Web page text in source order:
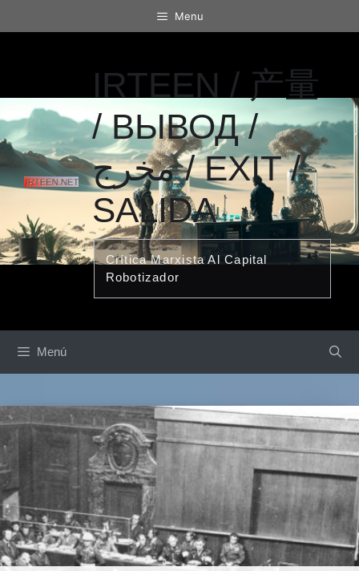
al
Menu
IRTEEN / 产量
/ ВЫВОД /
مخرج / EXIT /
SALIDA
Crítica Marxista Al Capital
Robotizador
Menú